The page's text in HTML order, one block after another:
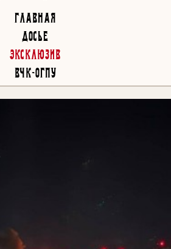
Главная
Досье
Эксклюзив
ВЧК-ОГПУ